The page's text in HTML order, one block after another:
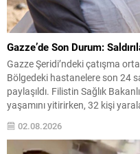
Gazze’de Son Durum:
Gazze Şeridi’ndeki çatışma
Bölgedeki hastanelere son 24
paylaşıldı. Filistin Sağlık
yaşamını yitirirken, 32 kişi
yürürlüğe giren ateşkes
02.08.2026